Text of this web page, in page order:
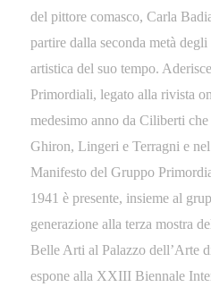
del pittore comasco, Carla
partire dalla seconda metà
artistica del suo tempo.
Primordiali, legato alla rivista
medesimo anno da Ciliberti
Ghiron, Lingeri e Terragni e
Manifesto del Gruppo
1941 è presente, insieme al
generazione alla terza mostra
Belle Arti al Palazzo dell’Arte
espone alla XXIII Biennale